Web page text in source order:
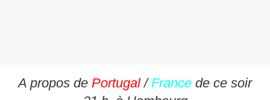
A propos de Portugal/France de ce soir